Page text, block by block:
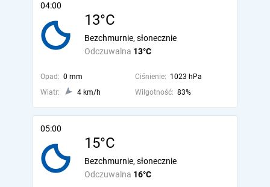
04:00
13°C
Odczuwalna 13°C
Bezchmurnie, słonecznie
Opad: 0 mm Ciśnienie: 1023 hPa
Wiatr:
4 km/h Wilgotność: 83%
05:00
15°C
Odczuwalna 16°C
Bezchmurnie, słonecznie